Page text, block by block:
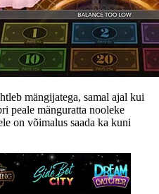
mängijatega, samal ajal kui
peale mänguratta nooleke
on võimalus saada ka kuni